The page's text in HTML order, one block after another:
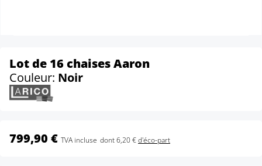
Lot de 16 chaises Aaron
Couleur: Noir
799,90 € TVA incluse dont 6,20 €d'éco-part